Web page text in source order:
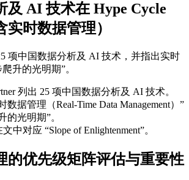
及 AI 技术在 Hype Cycle
时数据管理）
项中国数据分析及 AI 技术，并指出实时
升的光明期”。
列出 25 项中国数据分析及 AI 技术。
数据管理（Real-Time Data Management）”
的光明期”。
中对应 “Slope of Enlightenment”。
的优先级矩阵评估与重要性